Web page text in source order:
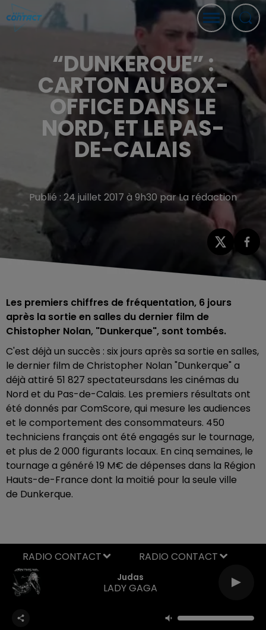
“DUNKERQUE” :
CARTON AU BOX-
OFFICE DANS LE
NORD, ET LE PAS-
DE-CALAIS
Publié : 24 juillet 2017 à 9h30 par La rédaction
Les premiers chiffres de fréquentation, 6 jours
après la sortie en salles du dernier film de
Chistopher Nolan, "Dunkerque", sont tombés.
C'est déjà un succès : six jours après sa sortie en salles,
le dernier film de Christopher Nolan "Dunkerque" a
déjà attiré 51 827 spectateursdans les cinémas du
Nord et du Pas-de-Calais. Les premiers résultats ont
été donnés par ComScore, qui mesure les audiences
et le comportement des consommateurs. 450
techniciens français ont été engagés sur le tournage,
et plus de 2 000 figurants locaux. En cinq semaines, le
tournage a généré 19 M€ de dépenses dans la Région
Hauts-de-France dont la moitié pour la seule ville
de Dunkerque.
Judas
LADY GAGA
RADIO CONTACT